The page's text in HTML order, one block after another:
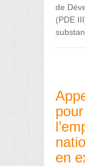
de
(PDE
en